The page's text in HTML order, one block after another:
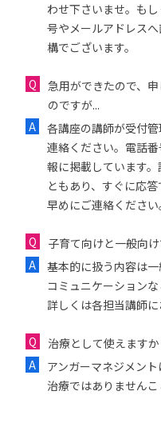
わせ下さいませ。も
号やメールアドレス
構でございます。
急用ができたので、
のですが...
各講座の講師が受付
連絡ください。電話
報に掲載しています
ともあり、すぐに応
早めにご連絡ください
子育て向けと一般向
基本的に扱う内容は
コミュニケーションな
詳しくは各担当講師に
治療として使えますか
アンガーマネジメント
治療ではありませんこ